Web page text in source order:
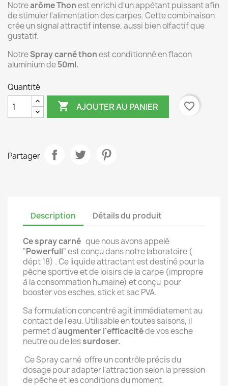
Notrearôme Thonest enrichi d'un appétant puissant afin
de stimuler l'alimentation des carpes. Cette combinaison
crée un signal attractif intense, aussi bien olfactif que
gustatif.
NotreSpray carné thonest conditionné en flacon
aluminium de50ml.
Quantité
 AJOUTER AU PANIER favorite_border
Partager
Description Détails du produit
Ce spray carné que nous avons appelé
"Powerfull" est conçu dans notre laboratoire (
dépt 18) . Ce liquide attractant est destiné pour la
pêche sportive et de loisirs de la carpe (impropre
à la consommation humaine) et conçu pour
booster vos esches, stick et sac PVA.
Sa formulation concentré agit immédiatement au
contact de l'eau. Utilisable en toutes saisons, il
permet d'augmenter l'efficacitéde vos esche
neutre ou de lessurdoser.
Ce Spray carné offre un contrôle précis du
dosage pour adapter l'attraction selon la pression
de pêche et les conditions du moment.